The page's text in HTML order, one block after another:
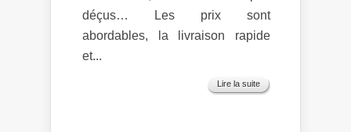
déçus… Les prix sont
abordables, la livraison rapide
et...
Lire la suite